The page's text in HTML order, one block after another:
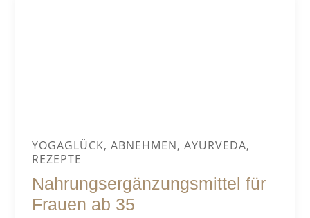
YOGAGLÜCK, ABNEHMEN, AYURVEDA,
REZEPTE
Nahrungsergänzungsmittel für
Frauen ab 35